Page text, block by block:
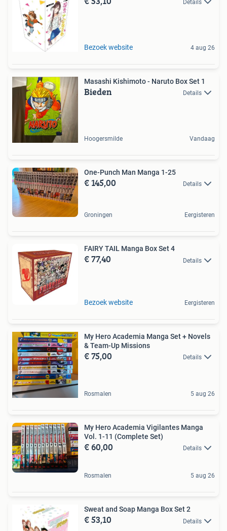
Details
Bezoek website 4 aug 26
Masashi Kishimoto - Naruto Box Set 1
Bieden Details
Hoogersmilde Vandaag
One-Punch Man Manga 1-25
€ 145,00 Details
Groningen Eergisteren
FAIRY TAIL Manga Box Set 4
€ 77,40 Details
Bezoek website Eergisteren
My Hero Academia Manga Set + Novels
& Team-Up Missions
€ 75,00 Details
Rosmalen 5 aug 26
My Hero Academia Vigilantes Manga
Vol. 1-11 (Complete Set)
€ 60,00 Details
Rosmalen 5 aug 26
Sweat and Soap Manga Box Set 2
€ 53,10 Details